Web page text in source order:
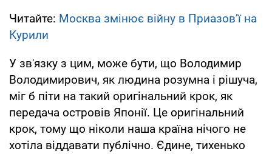
Читайте: Москва змінює війну в Приазов’ї на
Курили
У зв'язку з цим, може бути, що Володимир
Володимирович, як людина розумна і рішуча,
міг б піти на такий оригінальний крок, як
передача островів Японії. Це оригінальний
крок, тому що ніколи наша країна нічого не
хотіла віддавати публічно. Єдине, тихенько